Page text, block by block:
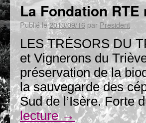
La Fondation
Publié le2013/09/16 par President
LES TRÉSORS DU
et Vignerons du
préservation de la
la sauvegarde des
Sud de l’Isère.
lecture→